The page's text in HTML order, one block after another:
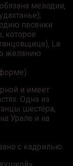
мелодии,
песенки
которое
La
желанию
и имеет
Одна из
шестёра,
Урале и на
с кадрилью.